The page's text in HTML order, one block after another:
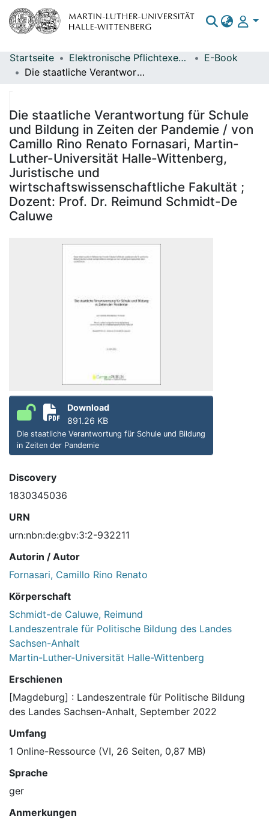
Bereiche & Sammlungen
Statistiken
Startseite Elektronische Pflichtexemplare
E-Book
Die staatliche Verantwortung für Schule und Bildung in Zeiten der Pandemie / von Camillo Rino Renato Fornasari, Martin-Luther-Universität Halle-Wittenberg, Juristische und wirtschaftswissenschaftliche Fakultät ; Dozent: Prof. Dr. Reimund Schmidt-De Caluwe
Die staatliche Verantwortung für Schule
und Bildung in Zeiten der Pandemie / von
Camillo Rino Renato Fornasari, Martin-
Luther-Universität Halle-Wittenberg,
Juristische und
wirtschaftswissenschaftliche Fakultät ;
Dozent: Prof. Dr. Reimund Schmidt-De
Caluwe
Download
891.26 KB
Die staatliche Verantwortung für Schule und Bildung
in Zeiten der Pandemie
Discovery
1830345036
URN
urn:nbn:de:gbv:3:2-932211
Autorin / Autor
Fornasari, Camillo Rino Renato
Körperschaft
Schmidt-de Caluwe, Reimund
Landeszentrale für Politische Bildung des Landes
Sachsen-Anhalt
Martin-Luther-Universität Halle-Wittenberg
Erschienen
[Magdeburg] : Landeszentrale für Politische Bildung
des Landes Sachsen-Anhalt, September 2022
Umfang
1 Online-Ressource (VI, 26 Seiten, 0,87 MB)
Sprache
ger
Anmerkungen